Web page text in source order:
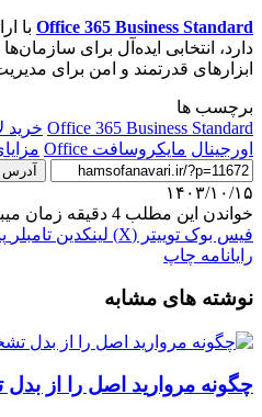
Office 365 Business Standard با
دارد، انتخابی ایده‌آل برای
ابزارهای قدرتمند و امن برای
برچسب ها
Office 365 Business Standard خرید
اورجینال مایکروسافت Office
۱۴۰۳/۱۰/۱۵
خواندن این مطلب 4 دقیقه زمان میبرد
فیس بوک توییتر (X) لینکدین ‫تامبلر
رایانامه چاپ
نوشته های مشابه
چگونه مروارید اصل را از